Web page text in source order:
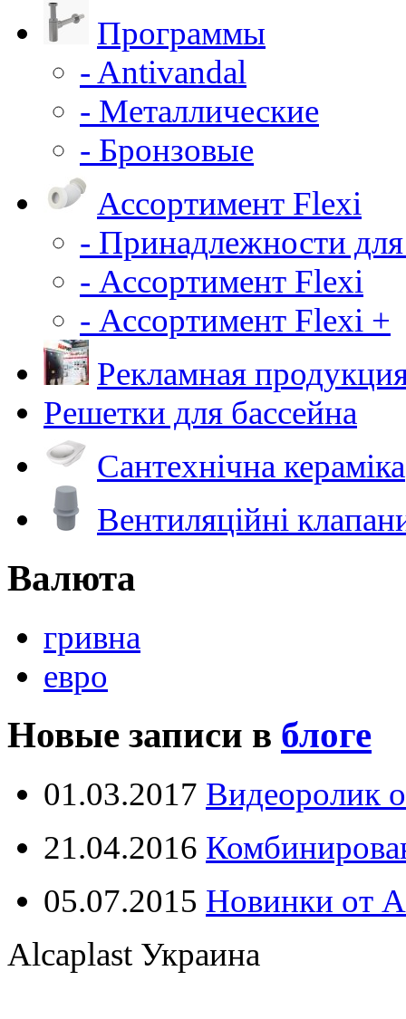
Программы
- Antivandal
- Металлические
- Бронзовые
Ассортимент Flexi
- Принадлежности
- Ассортимент Flexi
- Ассортимент Flexi +
Рекламная
Решетки для бассейна
Сантехнічна кераміка
Вентиляційні
Валюта
гривна
евро
Новые записи в блоге
01.03.2017 Видеоролик
21.04.2016
05.07.2015 Новинки от
Alcaplast Украина